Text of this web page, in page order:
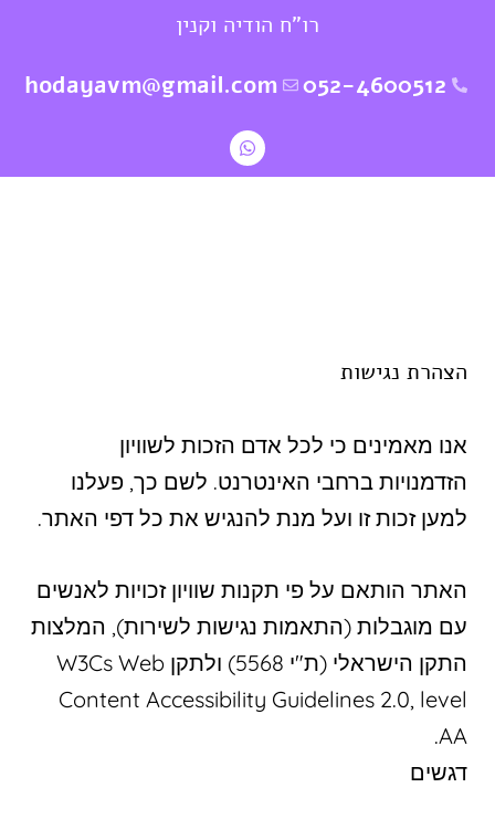
רו"ח הודיה וקנין
052-4600512
hodayavm@gmail.com
W
h
a
הצהרת נגישות
אנו מאמינים כי לכל אדם הזכות לשוויון
הזדמנויות ברחבי האינטרנט. לשם כך, פעלנו
למען זכות זו ועל מנת להנגיש את כל דפי האתר.
האתר הותאם על פי תקנות שוויון זכויות לאנשים
עם מוגבלות (התאמות נגישות לשירות), המלצות
התקן הישראלי (ת"י 5568) ולתקן W3Cs Web
Content Accessibility Guidelines 2.0, level
AA.
דגשים